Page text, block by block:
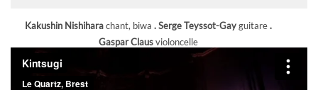
Kakushin Nishiharachant, biwa . Serge Teyssot-Gayguitare.
Gaspar Clausvioloncelle